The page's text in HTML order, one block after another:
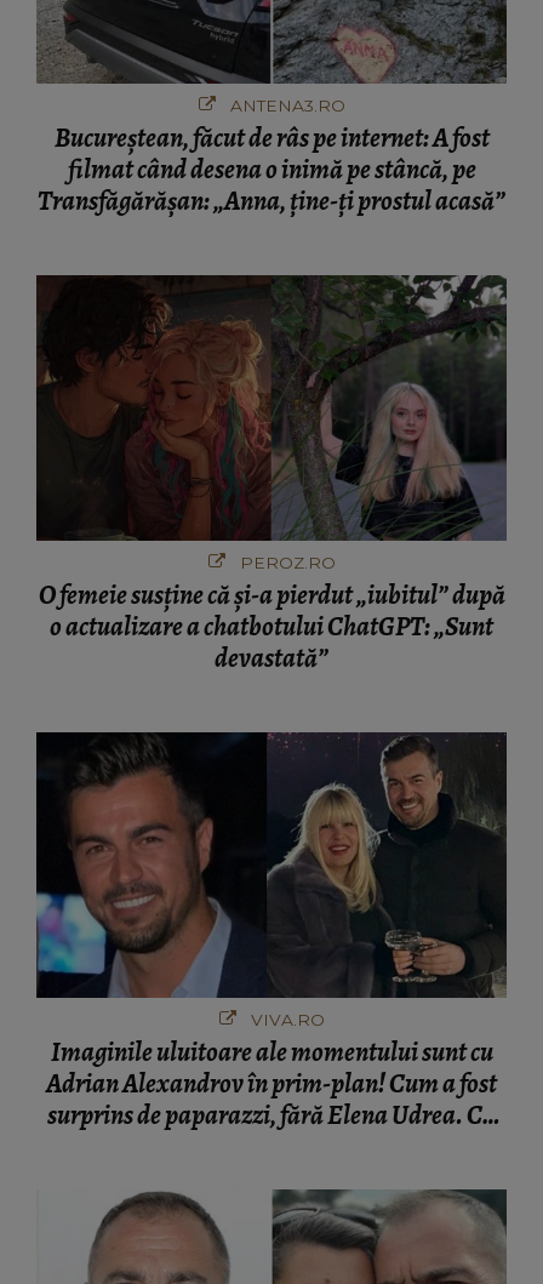
ANTENA3.RO
Bucureștean, făcut de râs pe internet: A fost
filmat când desena o inimă pe stâncă, pe
Transfăgărășan: „Anna, ține-ți prostul acasă”
PEROZ.RO
O femeie susține că și-a pierdut „iubitul” după
o actualizare a chatbotului ChatGPT: „Sunt
devastată”
VIVA.RO
Imaginile uluitoare ale momentului sunt cu
Adrian Alexandrov în prim-plan! Cum a fost
surprins de paparazzi, fără Elena Udrea. Cu